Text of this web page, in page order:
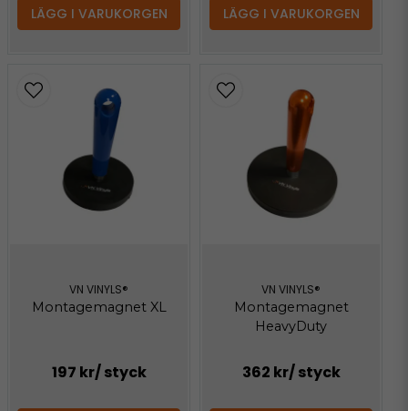
LÄGG I VARUKORGEN LÄGG I VARUKORGEN
VN VINYLS®
Montagemagnet XL
197 kr/ styck
VN VINYLS®
Montagemagnet
HeavyDuty
362 kr/ styck